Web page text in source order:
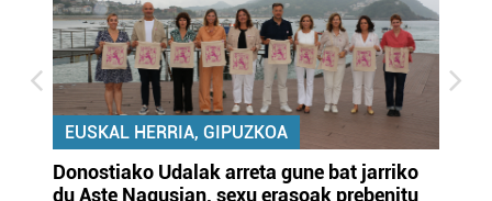
EUSKAL HERRIA, GIPUZKOA
Donostiako Udalak arreta gune bat jarriko
du Aste Nagusian, sexu erasoak prebenitu